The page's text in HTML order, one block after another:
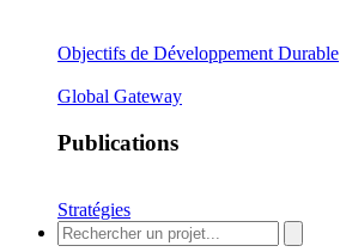
Objectifs de Développement Durable
Global Gateway
Publications
Stratégies